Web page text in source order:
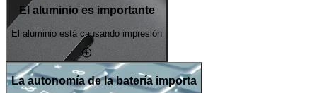
El aluminio es importante
El aluminio está causando impresión
La autonomía de la batería importa